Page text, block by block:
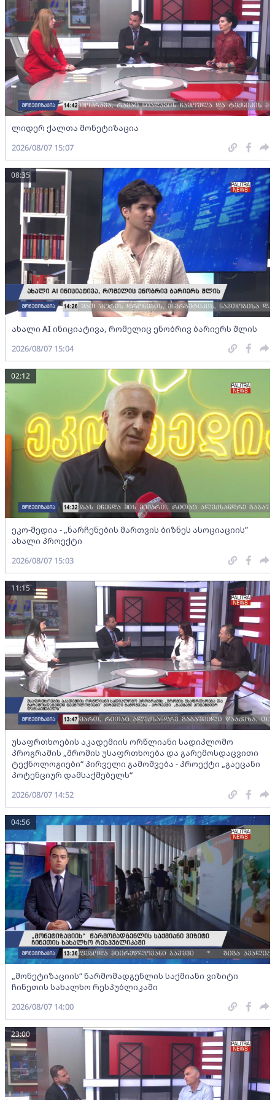
ლიდერ ქალთა მონეტიზაცია
2026/08/07 15:07
ახალი AI ინიციატივა, რომელიც ენობრივ ბარიერს შლის
08:35
2026/08/07 15:04
ეკო-მედია - „ნარჩენების მართვის ბიზნეს ასოციაციის”
ახალი პროექტი
02:12
2026/08/07 15:03
უსაფრთხოების აკადემიის ორწლიანი სადიპლომო
პროგრამის „შრომის უსაფრთხოება და გარემოსდაცვითი
ტექნოლოგიები“ პირველი გამოშვება - პროექტი „გაეცანი
პოტენციურ დამსაქმებელს“
11:15
2026/08/07 14:52
„მონეტიზაციის“ წარმომადგენლის საქმიანი ვიზიტი
ჩინეთის სახალხო რესპუბლიკაში
04:56
2026/08/07 14:00
23:00